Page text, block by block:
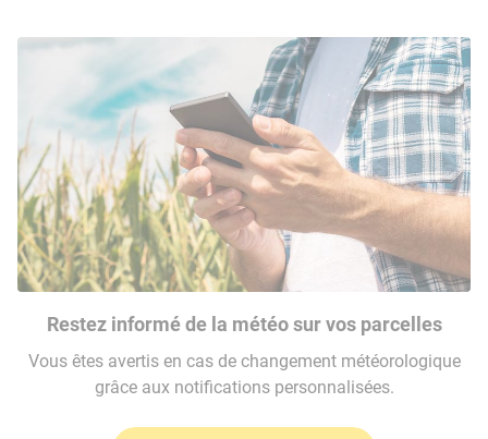
Restez informé de la météo sur vos parcelles
Vous êtes avertis en cas de changement météorologique
grâce aux notifications personnalisées.